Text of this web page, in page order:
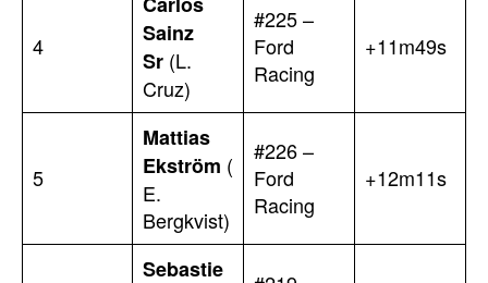
4
Sainz
Sr (L.
Cruz)
#225 –
Ford
Racing
+11m49s
5
Mattias
Ekström (
E.
Bergkvist)
#226 –
Ford
Racing
+12m11s
Sebastie